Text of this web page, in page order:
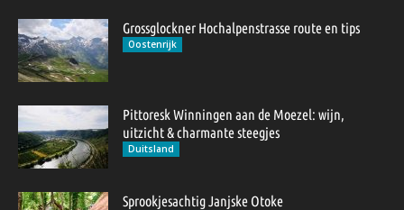
Grossglockner Hochalpenstrasse route en tips
Oostenrijk
Pittoresk Winningen aan de Moezel: wijn,
uitzicht & charmante steegjes
Duitsland
Sprookjesachtig Janjske Otoke